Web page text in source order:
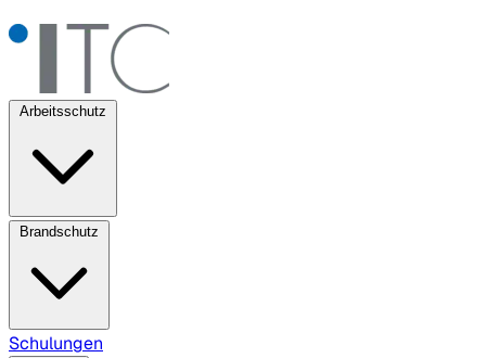
Arbeitsschutz
Brandschutz
Schulungen